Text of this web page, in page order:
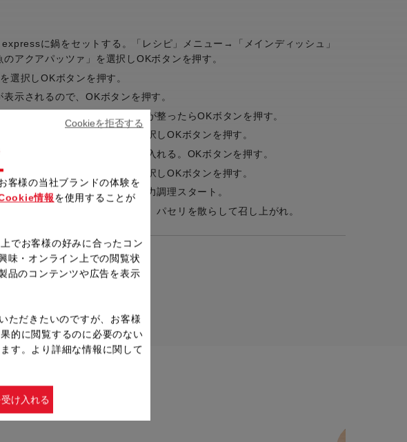
に鍋をセットする。「レシピ」メニュー→「メインディッシュ」
アクアパッツァ」を選択しOKボタンを押す。
選択しOKボタンを押す。
表示されるので、OKボタンを押す。
の一覧が表示されるので、準備が整ったらOKボタンを押す。
表示されるので、「はい」を選択しOKボタンを押す。
とパセリ以外のすべての材料を入れる。OKボタンを押す。
表示されるので、「はい」を選択しOKボタンを押す。
て固定し、予熱が完了したら圧力調理スタート。
ったら、オリーブ油を回しかけ、パセリを散らして召し上がれ。
客様の当社ブランドの体験を
情報 を使用することが
でお客様の好みに合ったコン
味・オンライン上での閲覧状
品のコンテンツや広告を表示
ただきたいのですが、お客様
的に閲覧するのに必要のない
す。より詳細な情報に関して
Cookieを拒否する
け入れる